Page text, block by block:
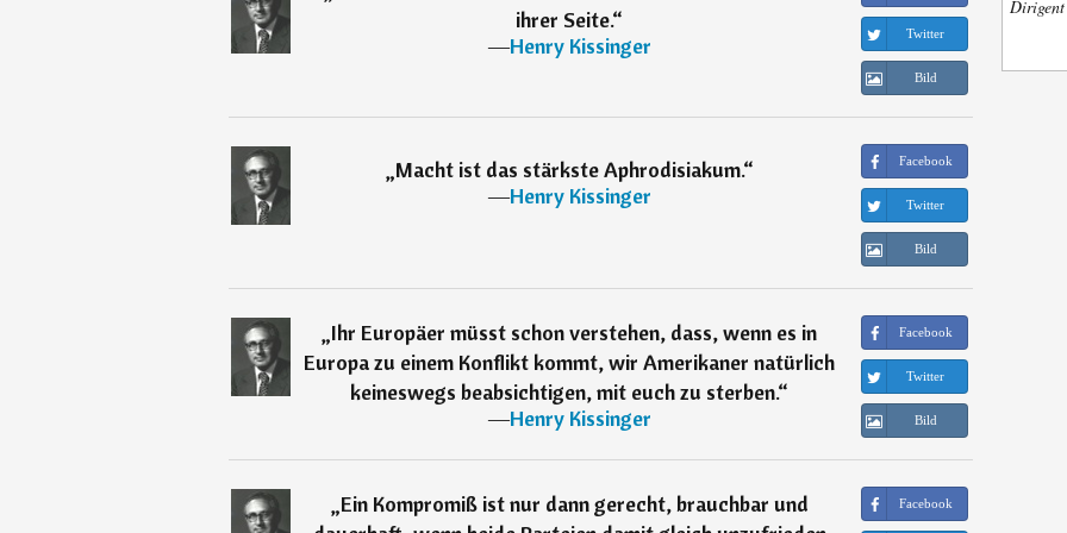
ihrer Seite.“
―Henry Kissinger Twitter
Bild
„Macht ist das stärkste Aphrodisiakum.“
―Henry Kissinger
Facebook
Twitter
Bild
„Ihr Europäer müsst schon verstehen, dass, wenn es in
Europa zu einem Konflikt kommt, wir Amerikaner natürlich
keineswegs beabsichtigen, mit euch zu sterben.“
―Henry Kissinger
Facebook
Twitter
Bild
„Ein Kompromiß ist nur dann gerecht, brauchbar und
Facebook
Dirigent